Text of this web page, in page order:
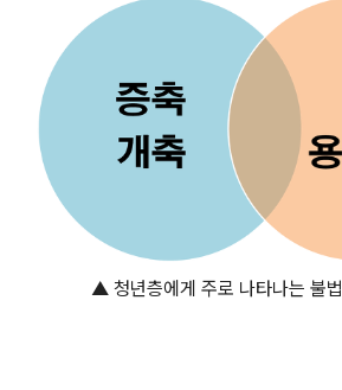
▲ 청년층에게 주로 나타나는 불